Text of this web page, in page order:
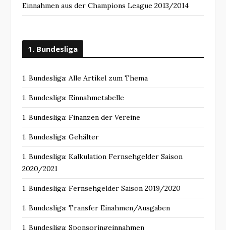
Einnahmen aus der Champions League 2013/2014
1. Bundesliga
1. Bundesliga: Alle Artikel zum Thema
1. Bundesliga: Einnahmetabelle
1. Bundesliga: Finanzen der Vereine
1. Bundesliga: Gehälter
1. Bundesliga: Kalkulation Fernsehgelder Saison
2020/2021
1. Bundesliga: Fernsehgelder Saison 2019/2020
1. Bundesliga: Transfer Einahmen/Ausgaben
1. Bundesliga: Sponsoringeinnahmen